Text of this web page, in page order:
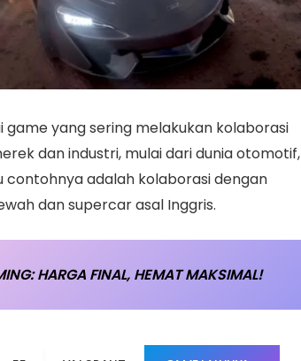
game yang sering melakukan kolaborasi
dan industri, mulai dari dunia otomotif,
contohnya adalah kolaborasi dengan
dan supercar asal Inggris.
HARGA FINAL, HEMAT MAKSIMAL!